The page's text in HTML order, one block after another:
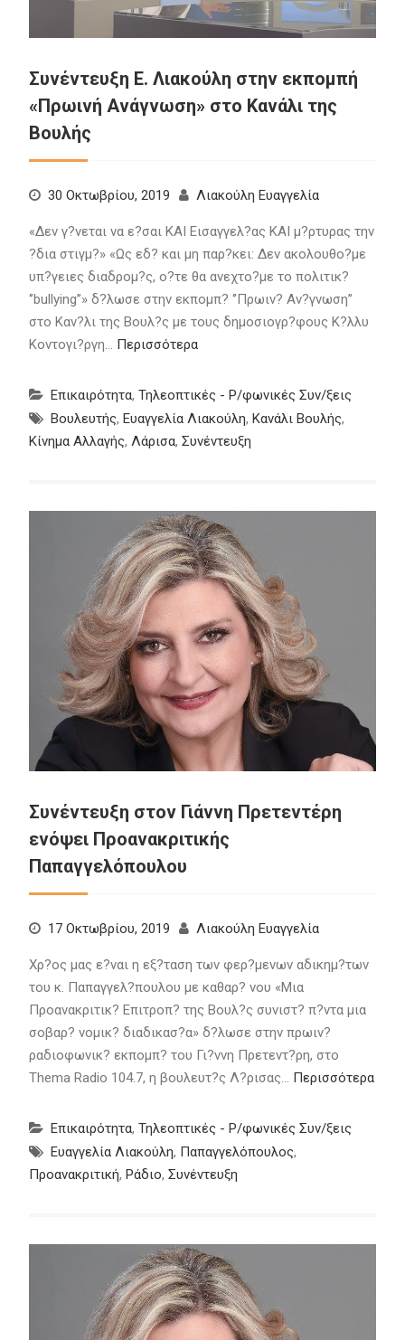
Συνέντευξη Ε. Λιακούλη στην εκπομπή
«Πρωινή Ανάγνωση» στο Κανάλι της
Βουλής
30 Οκτωβρίου, 2019 Λιακούλη Ευαγγελία
«Δεν γ?νεται να ε?σαι ΚΑΙ Εισαγγελ?ας ΚΑΙ μ?ρτυρας την
?δια στιγμ?» «Ως εδ? και μη παρ?κει: Δεν ακολουθο?με
υπ?γειες διαδρομ?ς, ο?τε θα ανεχτο?με το πολιτικ?
‘’bullying’’» δ?λωσε στην εκπομπ? ‘’Πρωιν? Αν?γνωση’’
στο Καν?λι της Βουλ?ς με τους δημοσιογρ?φους Κ?λλυ
Κοντογι?ργη… Περισσότερα
Επικαιρότητα, Τηλεοπτικές - Ρ/φωνικές Συν/ξεις
Βουλευτής, Ευαγγελία Λιακούλη, Κανάλι Βουλής,
Κίνημα Αλλαγής, Λάρισα, Συνέντευξη
Συνέντευξη στον Γιάννη Πρετεντέρη
ενόψει Προανακριτικής
Παπαγγελόπουλου
17 Οκτωβρίου, 2019 Λιακούλη Ευαγγελία
Χρ?ος μας ε?ναι η εξ?ταση των φερ?μενων αδικημ?των
του κ. Παπαγγελ?πουλου με καθαρ? νου «Μια
Προανακριτικ? Επιτροπ? της Βουλ?ς συνιστ? π?ντα μια
σοβαρ? νομικ? διαδικασ?α» δ?λωσε στην πρωιν?
ραδιοφωνικ? εκπομπ? του Γι?ννη Πρετεντ?ρη, στο
Thema Radio 104.7, η βουλευτ?ς Λ?ρισας… Περισσότερα
Επικαιρότητα, Τηλεοπτικές - Ρ/φωνικές Συν/ξεις
Ευαγγελία Λιακούλη, Παπαγγελόπουλος,
Προανακριτική, Ράδιο, Συνέντευξη